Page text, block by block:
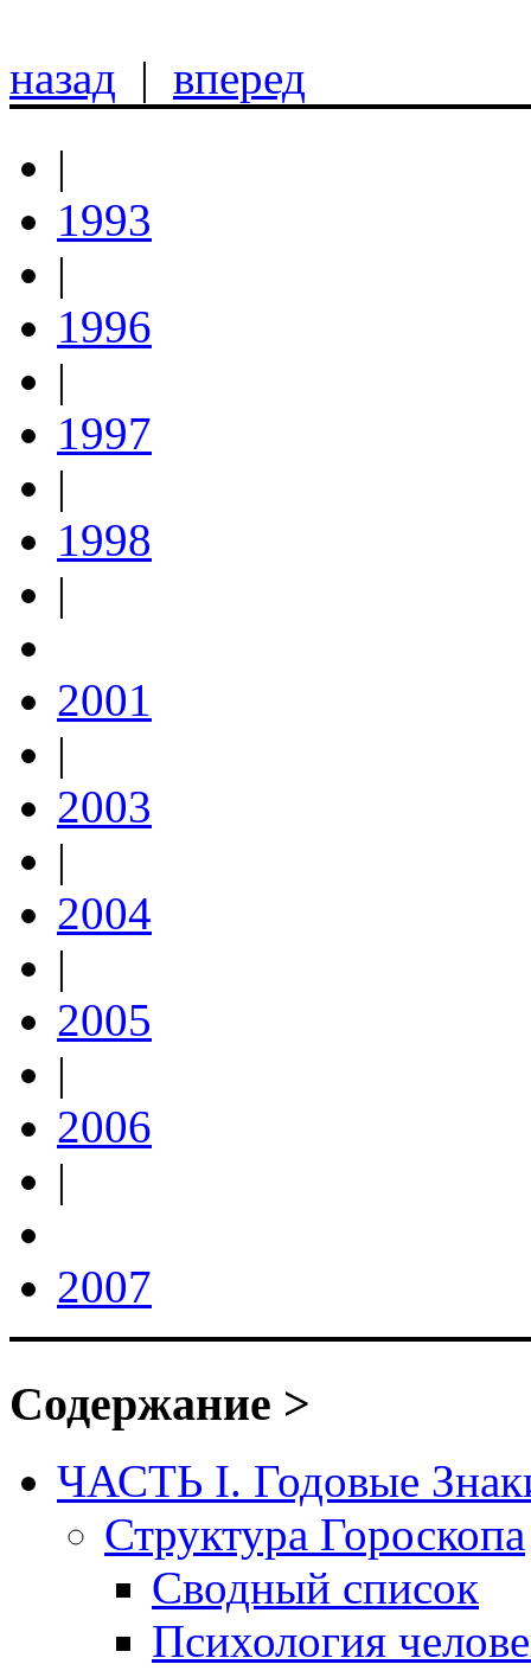
назад | вперед
|
1993
|
1996
|
1997
|
1998
|
2001
|
2003
|
2004
|
2005
|
2006
|
2007
Содержание >
ЧАСТЬ I. Годовые
Структура Гороскопа
Сводный список
Психология